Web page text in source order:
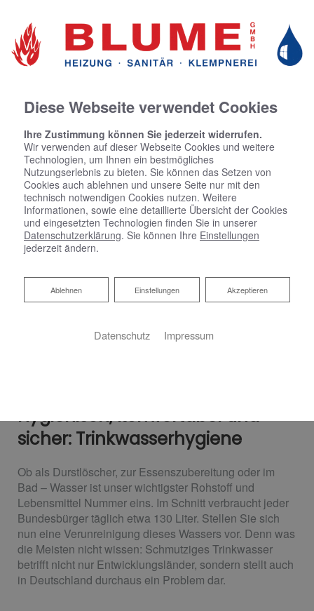
Hygienisch, komfortabel und
sicher: Trinkwasserhygiene
Ob als Durstlöscher, zur Essenszubereitung oder im
Bad – Wasser ist unser wichtigster Rohstoff und
Lebensmittel Nummer eins. Im Schnitt verbraucht jeder
Bundesbürger täglich etwa 130 Liter. Stellen Sie sich
nun eine Verunreinigung dieses Wassers vor. Denn was
die Meisten nicht wissen: Schmutziges Trinkwasser
betrifft nicht nur Entwicklungsländer, sondern stellt auch
in Deutschland durchaus ein Problem dar.
Diese Webseite verwendet Cookies
Ihre Zustimmung können Sie jederzeit widerrufen.
Wir verwenden auf dieser Webseite Cookies und weitere
Technologien, um Ihnen ein bestmögliches
Nutzungserlebnis zu bieten. Sie können das Setzen von
Cookies auch ablehnen und unsere Seite nur mit den
technisch notwendigen Cookies nutzen. Weitere
Informationen, sowie eine detaillierte Übersicht der Cookies
und eingesetzten Technologien finden Sie in unserer
Datenschutzerklärung. Sie können Ihre Einstellungen
jederzeit ändern.
Akzeptieren
Einstellungen
Ablehnen
Ablehnen
Datenschutz Impressum